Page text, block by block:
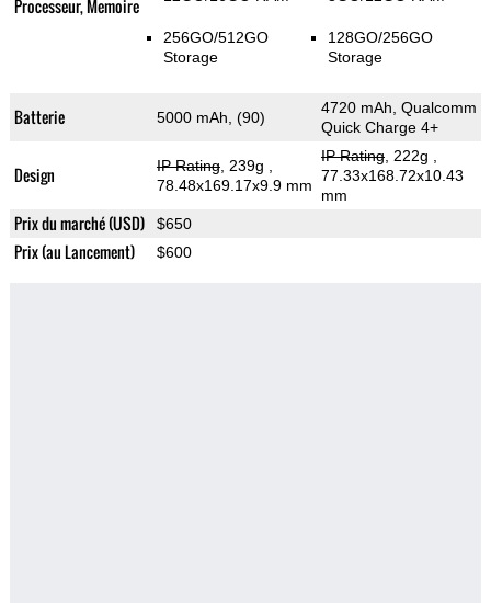
Processeur, Memoire
256GO/512GO
Storage
128GO/256GO
Storage
Batterie 5000 mAh, (90)
4720 mAh, Qualcomm
Quick Charge 4+
Design IP Rating, 239g
78.48x169.17x9.9 mm
IP Rating, 222g
77.33x168.72x10.43
mm
Prix du marché (USD) $650
Prix (au Lancement) $600